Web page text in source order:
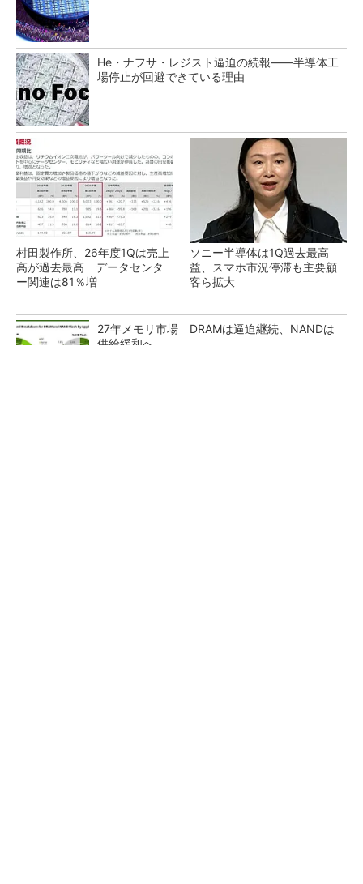
He・ナフサ・レジスト逼迫の続報――半導体工
場停止が回避できている理由
村田製作所、26年度1Qは売上
高が過去最高 データセンタ
ー関連は81％増
ソニー半導体は1Q過去最高
益、スマホ市況停滞も主要顧
客ら拡大
27年メモリ市場 DRAMは逼迫継続、NANDは
供給緩和へ